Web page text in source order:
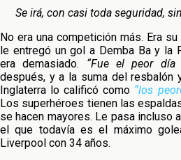
Se irá, con casi toda seguridad,
No era una competición más. Era
le entregó un gol a Demba Ba y la
era demasiado. “Fue el peor
después, y a la suma del resbalón
Inglaterra lo calificó como “los
Los superhéroes tienen las
se hacen mayores. Le pasa incluso
el que todavía es el máximo
Liverpool con 34 años.